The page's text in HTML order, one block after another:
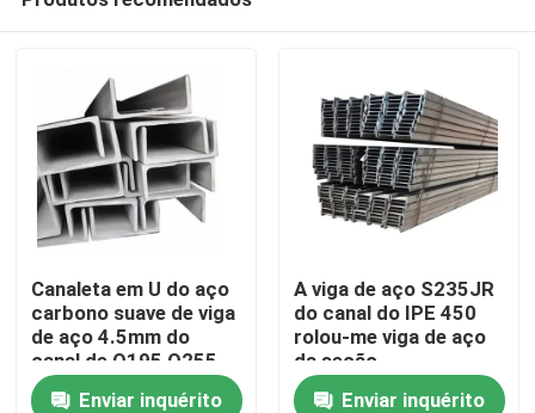
Canaleta em U do aço
carbono suave de viga
de aço 4.5mm do
canal de Q195 Q255
Q215
Enviar inquérito
A viga de aço S235JR
do canal do IPE 450
rolou-me viga de aço
da seção
Enviar inquérito